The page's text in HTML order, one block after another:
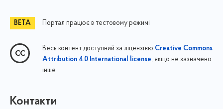
Портал працює в тестовому режимі
Весь контент доступний за ліцензією Creative Commons
Attribution 4.0 International license, якщо не зазначено
інше
Контакти